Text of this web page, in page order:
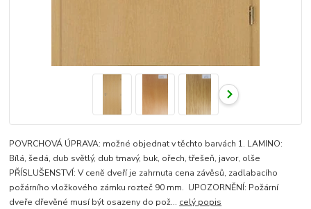
POVRCHOVÁ ÚPRAVA: možné objednat v těchto barvách 1. LAMINO:
Bílá, šedá, dub světlý, dub tmavý, buk, ořech, třešeň, javor, olše
PŘÍSLUŠENSTVÍ: V ceně dveří je zahrnuta cena závěsů, zadlabacího
požárního vložkového zámku rozteč 90 mm. UPOZORNĚNÍ: Požární
dveře dřevěné musí být osazeny do pož... celý popis